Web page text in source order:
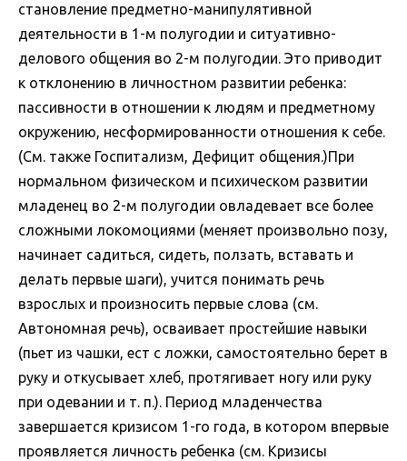
становление предметно-манипулятивной
деятельности в 1-м полугодии и ситуативно-
делового общения во 2-м полугодии. Это приводит
к отклонению в личностном развитии ребенка:
пассивности в отношении к людям и предметному
окружению, несформированности отношения к себе.
(См. также Госпитализм, Дефицит общения.)При
нормальном физическом и психическом развитии
младенец во 2-м полугодии овладевает все более
сложными локомоциями (меняет произвольно позу,
начинает садиться, сидеть, ползать, вставать и
делать первые шаги), учится понимать речь
взрослых и произносить первые слова (см.
Автономная речь), осваивает простейшие навыки
(пьет из чашки, ест с ложки, самостоятельно берет в
руку и откусывает хлеб, протягивает ногу или руку
при одевании и т. п.). Период младенчества
завершается кризисом 1-го года, в котором впервые
проявляется личность ребенка (см. Кризисы